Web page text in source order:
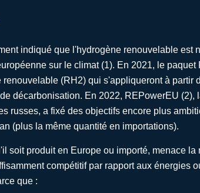
indiqué que l'hydrogène renouvelable est
sur le climat (1). En 2021, le
(RH2) qui s'appliqueront à partir
décarbonisation. En 2022, REPowerEU (2),
russes, a fixé des objectifs encore plus
(plus la même quantité en importations).
soit produit en Europe ou importé, menace
compétitif par rapport aux énergies
que :